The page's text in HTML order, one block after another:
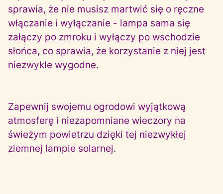
sprawia, że nie musisz martwić się o ręczne
włączanie i wyłączanie - lampa sama się
załączy po zmroku i wyłączy po wschodzie
słońca, co sprawia, że korzystanie z niej jest
niezwykle wygodne.
Zapewnij swojemu ogrodowi wyjątkową
atmosferę i niezapomniane wieczory na
świeżym powietrzu dzięki tej niezwykłej
ziemnej lampie solarnej.